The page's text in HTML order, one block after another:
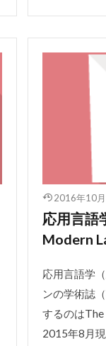
2016年10
応用言語
Modern
応用言語学
ンの学術誌
するのはThe
2015年8月